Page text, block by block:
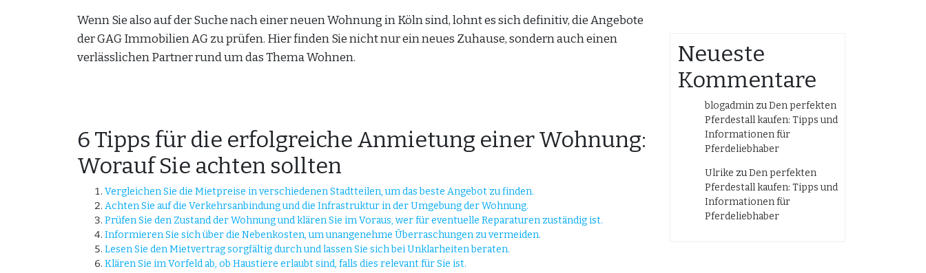
Wenn Sie also auf der Suche nach einer neuen Wohnung in Köln sind, lohnt es sich definitiv, die Angebote
der GAG Immobilien AG zu prüfen. Hier finden Sie nicht nur ein neues Zuhause, sondern auch einen
verlässlichen Partner rund um das Thema Wohnen.
6 Tipps für die erfolgreiche Anmietung einer Wohnung:
Worauf Sie achten sollten
Vergleichen Sie die Mietpreise in verschiedenen Stadtteilen, um das beste Angebot zu finden.
Achten Sie auf die Verkehrsanbindung und die Infrastruktur in der Umgebung der Wohnung.
Prüfen Sie den Zustand der Wohnung und klären Sie im Voraus, wer für eventuelle Reparaturen zuständig ist.
Informieren Sie sich über die Nebenkosten, um unangenehme Überraschungen zu vermeiden.
Lesen Sie den Mietvertrag sorgfältig durch und lassen Sie sich bei Unklarheiten beraten.
Klären Sie im Vorfeld ab, ob Haustiere erlaubt sind, falls dies relevant für Sie ist.
Neueste
Kommentare
blogadmin zuDen perfekten
Pferdestall kaufen: Tipps und
Informationen für
Pferdeliebhaber
Ulrike zuDen perfekten
Pferdestall kaufen: Tipps und
Informationen für
Pferdeliebhaber